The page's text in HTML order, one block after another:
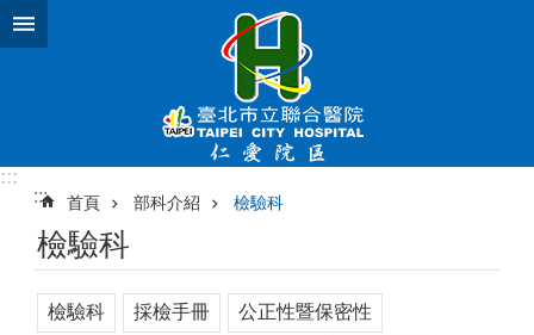
跳到主要內容區塊
:::
:::
首頁 部科介紹 檢驗科
檢驗科
檢驗科 採檢手冊 公正性暨保密性